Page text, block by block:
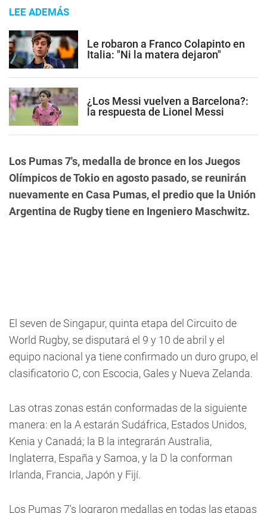
LEE ADEMÁS
Le robaron a Franco Colapinto en
Italia: "Ni la matera dejaron"
¿Los Messi vuelven a Barcelona?:
la respuesta de Lionel Messi
Los Pumas 7's, medalla de bronce en los Juegos
Olímpicos de Tokio en agosto pasado, se reunirán
nuevamente en Casa Pumas, el predio que la Unión
Argentina de Rugby tiene en Ingeniero Maschwitz.
El seven de Singapur, quinta etapa del Circuito de
World Rugby, se disputará el 9 y 10 de abril y el
equipo nacional ya tiene confirmado un duro grupo, el
clasificatorio C, con Escocia, Gales y Nueva Zelanda.
Las otras zonas están conformadas de la siguiente
manera: en la A estarán Sudáfrica, Estados Unidos,
Kenia y Canadá; la B la integrarán Australia,
Inglaterra, España y Samoa, y la D la conforman
Irlanda, Francia, Japón y Fijí.
Los Pumas 7's lograron medallas en todas las etapas